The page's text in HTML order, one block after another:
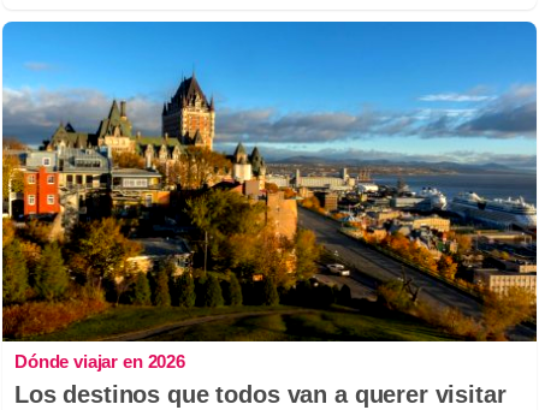
Dónde viajar en 2026
Los destinos que todos van a querer visitar